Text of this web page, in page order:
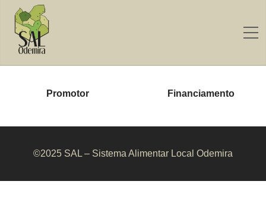
Promotor Financiamento
©2025 SAL – Sistema Alimentar Local Odemira